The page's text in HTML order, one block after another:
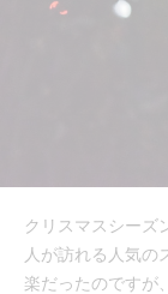
クリスマスシーズ
人が訪れる人気の
楽だったのですが